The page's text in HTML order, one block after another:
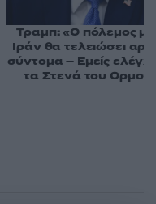
Τραμπ: «Ο πόλεμος με
Ιράν θα τελειώσει
σύντομα – Εμείς
τα Στενά του